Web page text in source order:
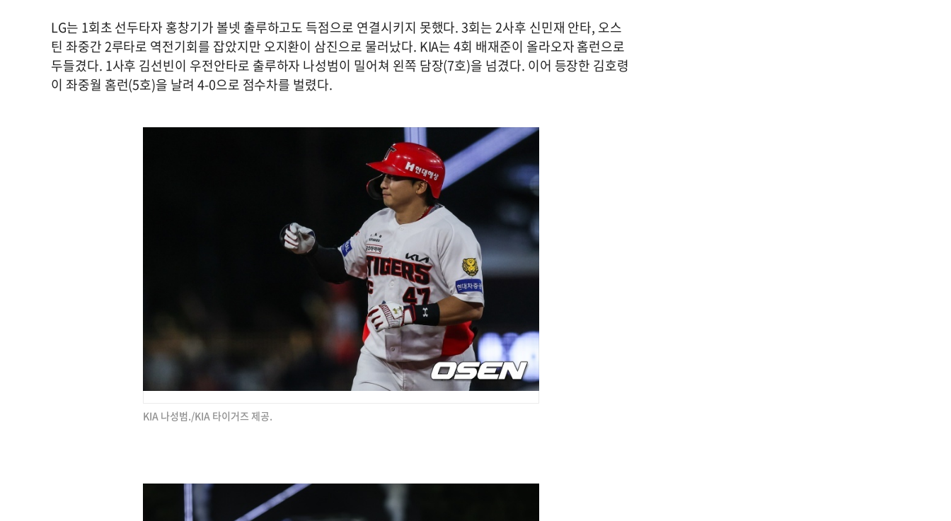
LG는 1회초 선두타자 홍창기가 볼넷 출루하고도 득점으로 연결시키지 못했다. 3회는 2사후 신민재 안타, 오스
틴 좌중간 2루타로 역전기회를 잡았지만 오지환이 삼진으로 물러났다. KIA는 4회 배재준이 올라오자 홈런으로
두들겼다. 1사후 김선빈이 우전안타로 출루하자 나성범이 밀어쳐 왼쪽 담장(7호)을 넘겼다. 이어 등장한 김호령
이 좌중월 홈런(5호)을 날려 4-0으로 점수차를 벌렸다.
KIA 나성범./KIA 타이거즈 제공.